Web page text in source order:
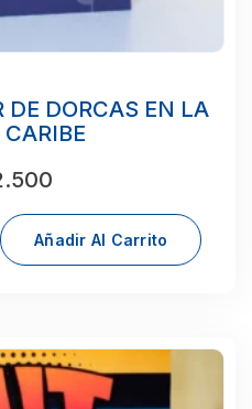
DE DORCAS EN LA
Añadir Al Carrito